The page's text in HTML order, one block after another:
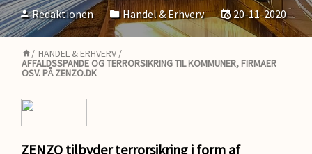
Redaktionen
Handel & Erhverv 20-11-2020
/ HANDEL & ERHVERV /
AFFALDSSPANDE OG TERRORSIKRING TIL KOMMUNER, FIRMAER
OSV. PÅ ZENZO.DK
ZENZO tilbyder terrorsikring i form af